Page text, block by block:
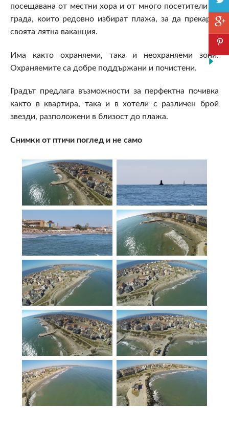
посещавана от местни хора и от много посетители на
града, които редовно избират плажа, за да прекарат
своята лятна ваканция.
Има както охраняеми, така и неохраняеми зони.
Охраняемите са добре поддържани и почистени.
Градът предлага възможности за перфектна почивка
както в квартира, така и в хотели с различен брой
звезди, разположени в близост до плажа.
Снимки от птичи поглед и не само